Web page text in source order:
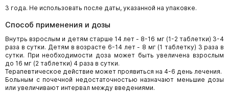
3 года. Не использовать после даты, указанной на упаковке.
Способ применения и дозы
Внутрь взрослым и детям старше 14 лет - 8-16 мг (1-2 таблетки) 3-4
раза в сутки. Детям в возрасте 6-14 лет - 8 мг (1 таблетку) 3 раза в
сутки. При необходимости доза может быть увеличена взрослым
до 16 мг (2 таблетки) 4 раза в сутки.
Терапевтическое действие может проявиться на 4-6 день лечения.
Больным с почечной недостаточностью назначают меньшие дозы
или увеличивают интервал между введениями.